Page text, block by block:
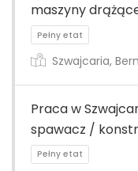
Pełny etat
maszyny
Szwajcaria,
Praca w
spawacz /